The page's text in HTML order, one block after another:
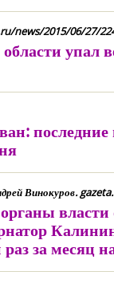
news/2015/06/27/
упал
последние
Винокуров.
за месяц